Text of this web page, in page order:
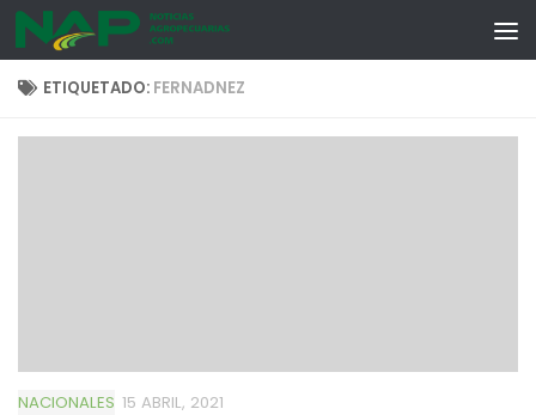
Skip to content
ETIQUETADO: FERNADNEZ
NACIONALES 15 ABRIL, 2021